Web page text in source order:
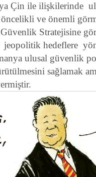
Çin ile ilişkilerinde
ve önemli
Stratejisine
hedeflere
ulusal güvenlik
sağlamak